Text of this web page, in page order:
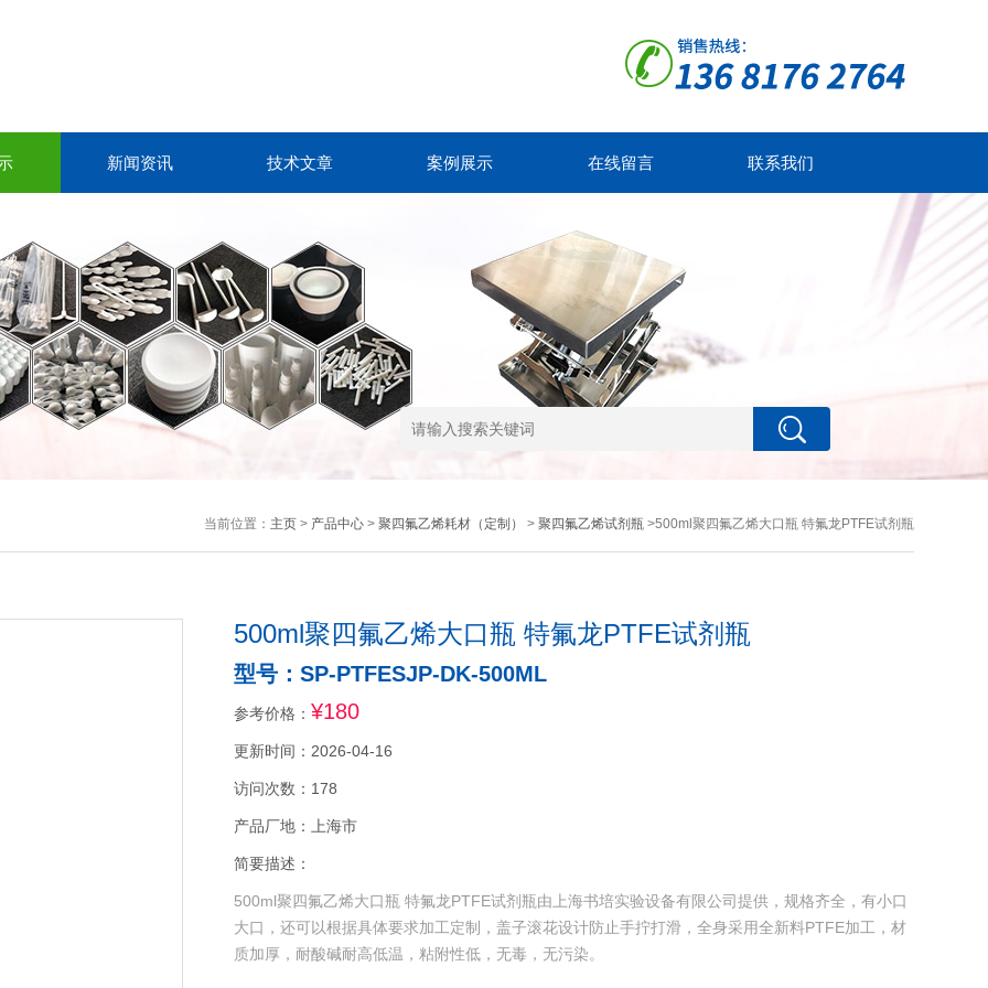
新闻资讯 技术文章 案例展示 在线留言 联系我们
当前位置： 主页> 产品中心> 聚四氟乙烯耗材（定制） > 聚四氟乙烯试剂瓶>500ml聚四氟乙烯大口瓶 特氟龙PTFE试剂瓶
500ml聚四氟乙烯大口瓶 特氟龙PTFE试剂瓶
型号：SP-PTFESJP-DK-500ML
参考价格： ¥180
更新时间：2026-04-16
访问次数：178
产品厂地：上海市
简要描述：
500ml聚四氟乙烯大口瓶 特氟龙PTFE试剂瓶由上海书培实验设备有限公司提供，规格齐全，有小口
大口，还可以根据具体要求加工定制，盖子滚花设计防止手拧打滑，全身采用全新料PTFE加工，材
质加厚，耐酸碱耐高低温，粘附性低，无毒，无污染。